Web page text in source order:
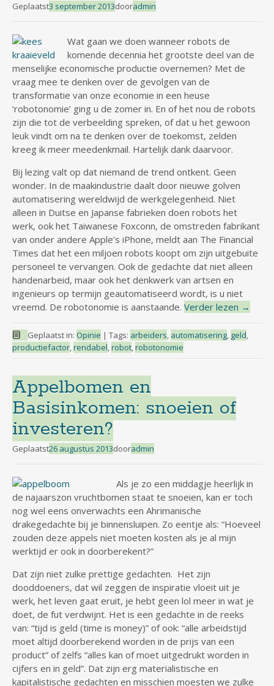
Geplaatst3 september 2013dooradmin
Wat gaan we doen wanneer robots de
komende decennia het grootste deel van de
menselijke economische productie overnemen? Met de
vraag mee te denken over de gevolgen van de
transformatie van onze economie in een heuse
‘robotonomie’ ging u de zomer in. En of het nou de robots
zijn die tot de verbeelding spreken, of dat u het gewoon
leuk vindt om na te denken over de toekomst, zelden
kreeg ik meer meedenkmail. Hartelijk dank daarvoor.
Bij lezing valt op dat niemand de trend ontkent. Geen
wonder. In de maakindustrie daalt door nieuwe golven
automatisering wereldwijd de werkgelegenheid. Niet
alleen in Duitse en Japanse fabrieken doen robots het
werk, ook het Taiwanese Foxconn, de omstreden fabrikant
van onder andere Apple’s iPhone, meldt aan The Financial
Times dat het een miljoen robots koopt om zijn uitgebuite
personeel te vervangen. Ook de gedachte dat niet alleen
handenarbeid, maar ook het denkwerk van artsen en
ingenieurs op termijn geautomatiseerd wordt, is u niet
vreemd. De robotonomie is aanstaande. Verder lezen →
Geplaatst in: Opinie | Tags: arbeiders, automatisering, geld,
productiefactor,rendabel,robot,robotonomie
Appelbomen en
Basisinkomen: snoeien of
investeren?
Geplaatst26 augustus 2013dooradmin
Als je zo een middagje heerlijk in
de najaarszon vruchtbomen staat te snoeien, kan er toch
nog wel eens onverwachts een Ahrimanische
drakegedachte bij je binnensluipen. Zo eentje als: “Hoeveel
zouden deze appels niet moeten kosten als je al mijn
werktijd er ook in doorberekent?”
Dat zijn niet zulke prettige gedachten. Het zijn
dooddoeners, dat wil zeggen de inspiratie vloeit uit je
werk, het leven gaat eruit, je hebt geen lol meer in wat je
doet, de fut verdwijnt. Het is een gedachte in de reeks
van: “tijd is geld (time is money)” of ook: “alle arbeidstijd
moet altijd doorberekend worden in de prijs van een
product” of zelfs “alles kan of moet uitgedrukt worden in
cijfers en in geld”. Dat zijn erg materialistische en
kapitalistische gedachten en misschien moesten we zulke